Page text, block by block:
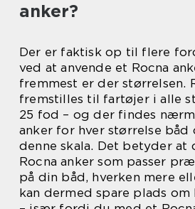
anker?
Der er faktisk op til flere
ved at anvende et Rocna
fremmest er der størrelsen.
fremstilles til fartøjer i alle
25 fod – og der findes
anker for hver størrelse båd
denne skala. Det betyder at
Rocna anker som passer
på din båd, hverken mere
kan dermed spare plads